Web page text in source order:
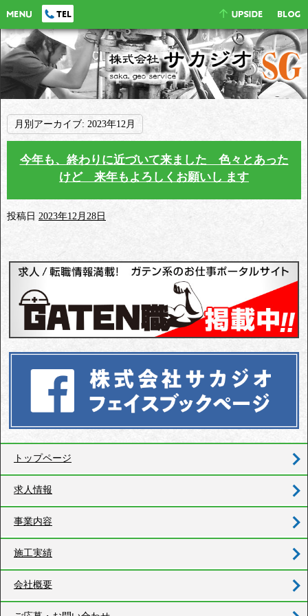
月別アーカイブ: 2023年12月
今年も、終わりに近づいて来ました 色々とあった
けど 来年もよろしくお願いし ます
投稿日 2023年12月28日
トップページ
求人情報
事業内容
施工実績
会社概要